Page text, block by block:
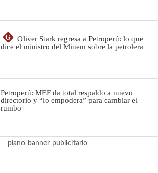
G
Oliver Stark regresa a Petroperú: lo que
dice el ministro del Minem sobre la petrolera
Petroperú: MEF da total respaldo a nuevo
directorio y “lo empodera” para cambiar el
rumbo